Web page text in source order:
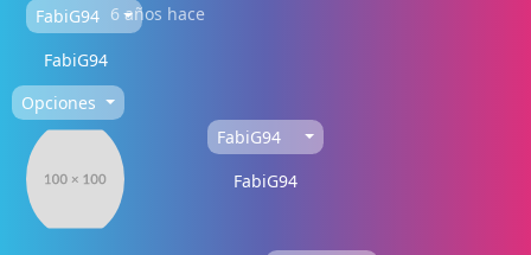
FabiG94
FabiG94
6 años hace
Opciones
FabiG94
FabiG94